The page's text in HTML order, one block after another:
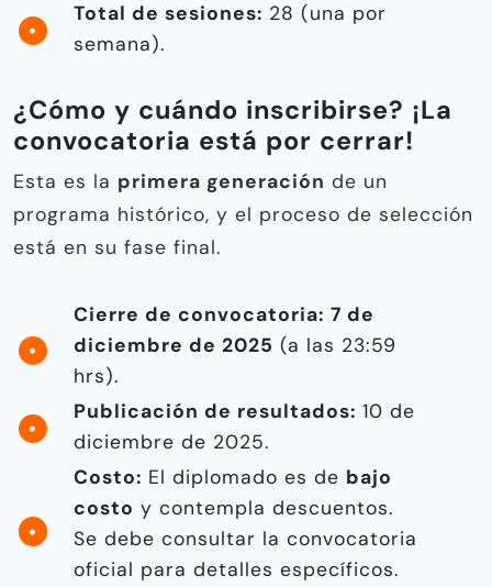
Total de sesiones: 28 (una por
semana).
¿Cómo y cuándo inscribirse? ¡La
convocatoria está por cerrar!
Esta es la primera generación de un
programa histórico, y el proceso de selección
está en su fase final.
Cierre de convocatoria: 7 de
diciembre de 2025 (a las 23:59
hrs).
Publicación de resultados: 10 de
diciembre de 2025.
Costo: El diplomado es de bajo
costo y contempla descuentos.
Se debe consultar la convocatoria
oficial para detalles específicos.